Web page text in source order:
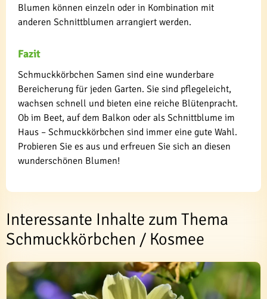
Blumen können einzeln oder in Kombination mit
anderen Schnittblumen arrangiert werden.
Fazit
Schmuckkörbchen Samen sind eine wunderbare
Bereicherung für jeden Garten. Sie sind pflegeleicht,
wachsen schnell und bieten eine reiche Blütenpracht.
Ob im Beet, auf dem Balkon oder als Schnittblume im
Haus – Schmuckkörbchen sind immer eine gute Wahl.
Probieren Sie es aus und erfreuen Sie sich an diesen
wunderschönen Blumen!
Interessante Inhalte zum Thema
Schmuckkörbchen / Kosmee